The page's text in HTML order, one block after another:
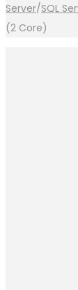
Server/SQL
(2 Core)